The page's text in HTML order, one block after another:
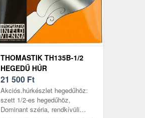
THOMASTIK TH135B-1/2
HEGEDŰ HÚR
21 500 Ft
Akciós.húrkészlet hegedűhöz:
szett 1/2-es hegedűhöz,
Dominant széria, rendkívüli